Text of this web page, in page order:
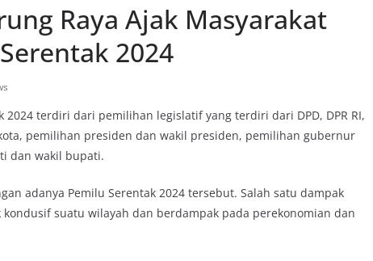
Raya Ajak Masyarakat
2024
2024 terdiri dari pemilihan legislatif yang terdiri dari DPD, DPR RI,
pemilihan presiden dan wakil presiden, pemilihan gubernur
dan wakil bupati.
adanya Pemilu Serentak 2024 tersebut. Salah satu dampak
suatu wilayah dan berdampak pada perekonomian dan